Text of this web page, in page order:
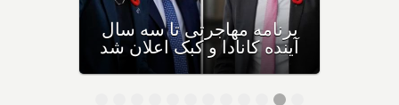
بیش از نیمی از مهاجران جدید
به کانادا، خیلی زود به کشور
دیگری مهاجرت می‌کنند